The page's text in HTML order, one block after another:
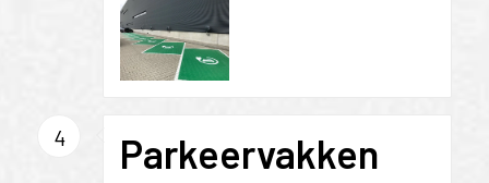
4 Parkeervakken